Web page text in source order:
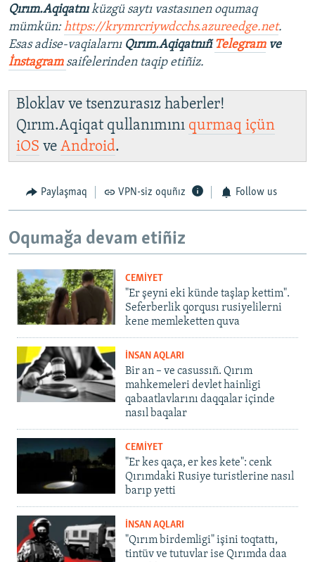
Qırım.Aqiqatnıküzgü saytı vastasınen oqumaq
mümkün:https://krymrcriywdcchs.azureedge.net.
Esas adise-vaqialarnı Qırım.Aqiqatnıñ Telegramve
İnstagram saifelerinden taqip etiñiz.
Bloklav ve tsenzurasız haberler!
Qırım.Aqiqat qullanımını qurmaq içün
iOS ve Android.
Paylaşmaq VPN-siz oquñız Follow us
Oqumağa devam etiñiz
CEMİYET
"Er şeyni eki künde taşlap kettim".
Seferberlik qorqusı rusiyelilerni
kene memleketten quva
İNSAN AQLARI
Bir an – ve casussıñ. Qırım
mahkemeleri devlet hainligi
qabaatlavlarını daqqalar içinde
nasıl baqalar
CEMİYET
"Er kes qaça, er kes kete": cenk
Qırımdaki Rusiye turistlerine nasıl
barıp yetti
İNSAN AQLARI
"Qırım birdemligi" işini toqtattı,
tintüv ve tutuvlar ise Qırımda daa